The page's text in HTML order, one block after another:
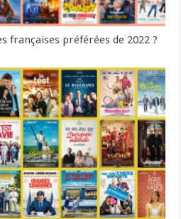
françaises préférées de 2022 ?